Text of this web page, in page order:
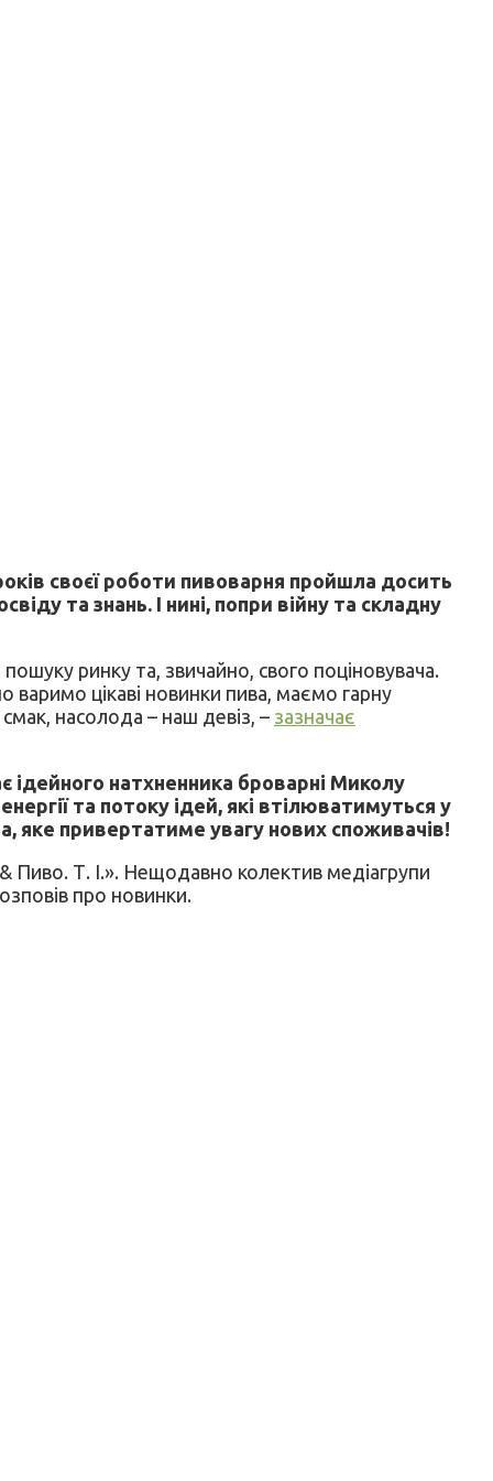
своєї роботи пивоварня пройшла досить
та знань. І нині, попри війну та складну
ринку та, звичайно, свого поціновувача.
варимо цікаві новинки пива, маємо гарну
насолода – наш девіз, – зазначає
ідейного натхненника броварні Миколу
та потоку ідей, які втілюватимуться у
яке привертатиме увагу нових споживачів!
Пиво. Т. І.». Нещодавно колектив медіагрупи
про новинки.